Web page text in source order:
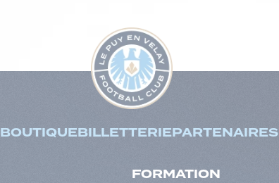
BOUTIQUEBILLETTERIEPARTENAIRES
FORMATION